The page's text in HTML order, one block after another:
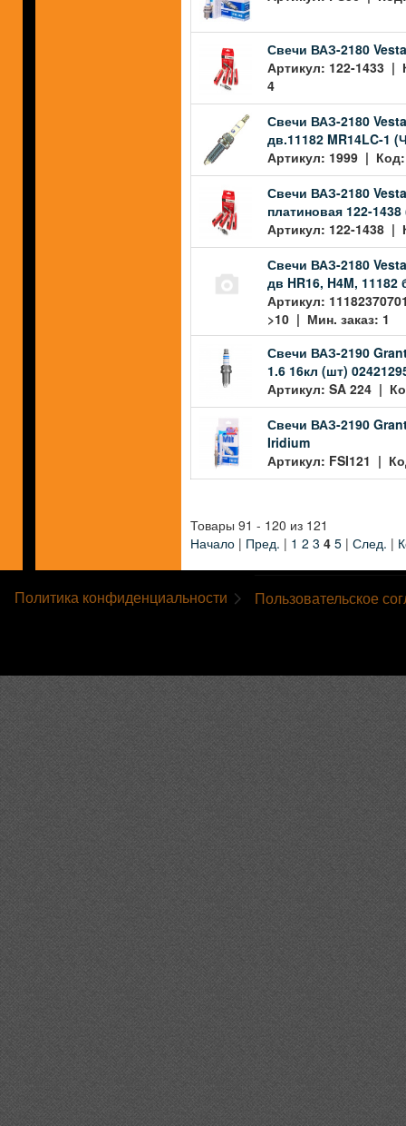
Свечи ВАЗ-2180
Артикул: 122-1433 |
4
Свечи ВАЗ-2180
дв.11182 MR14LC-1
Артикул: 1999 |
Свечи ВАЗ-2180
платиновая 122-
Артикул: 122-1438 |
Свечи ВАЗ-2180
дв HR16, H4M, 11182
Артикул:
>10 | Мин. заказ: 1
Свечи ВАЗ-2190
1.6 16кл (шт)
Артикул: SA 224 |
Свечи ВАЗ-2190
Iridium
Артикул: FSI121 |
Товары 91 - 120 из 121
Начало | Пред. | 1 2 3 4 5 | След. |
Политика конфиденциальности Пользовательское